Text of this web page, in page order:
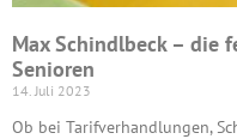
Max Schindlbeck – die
Senioren
14. Juli 2023
Ob bei Tarifverhandlungen,